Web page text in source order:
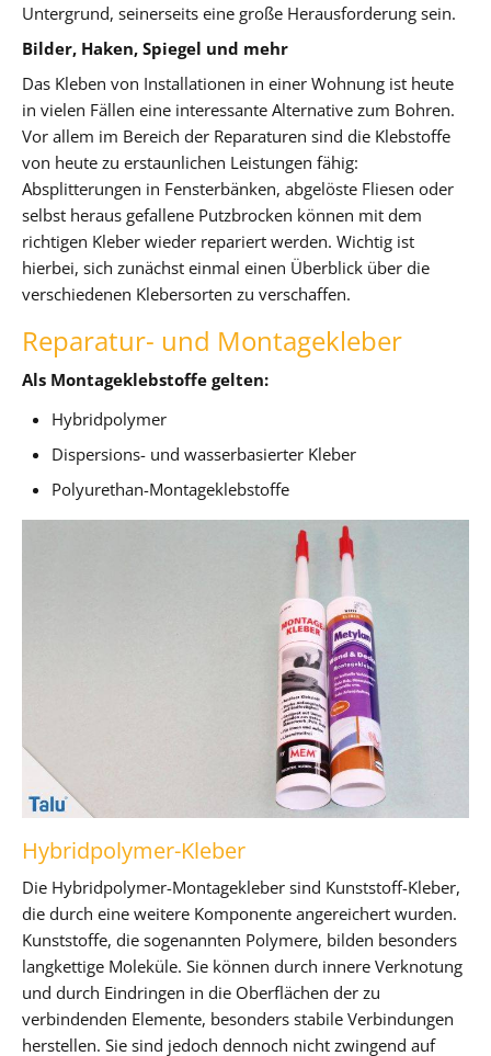
Untergrund, seinerseits eine große Herausforderung sein.
Bilder, Haken, Spiegel und mehr
Das Kleben von Installationen in einer Wohnung ist heute
in vielen Fällen eine interessante Alternative zum Bohren.
Vor allem im Bereich der Reparaturen sind die Klebstoffe
von heute zu erstaunlichen Leistungen fähig:
Absplitterungen in Fensterbänken, abgelöste Fliesen oder
selbst heraus gefallene Putzbrocken können mit dem
richtigen Kleber wieder repariert werden. Wichtig ist
hierbei, sich zunächst einmal einen Überblick über die
verschiedenen Klebersorten zu verschaffen.
Reparatur- und Montagekleber
Als Montageklebstoffe gelten:
Hybridpolymer
Dispersions- und wasserbasierter Kleber
Polyurethan-Montageklebstoffe
Hybridpolymer-Kleber
Die Hybridpolymer-Montagekleber sind Kunststoff-Kleber,
die durch eine weitere Komponente angereichert wurden.
Kunststoffe, die sogenannten Polymere, bilden besonders
langkettige Moleküle. Sie können durch innere Verknotung
und durch Eindringen in die Oberflächen der zu
verbindenden Elemente, besonders stabile Verbindungen
herstellen. Sie sind jedoch dennoch nicht zwingend auf